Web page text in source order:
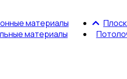
материалы
материалы